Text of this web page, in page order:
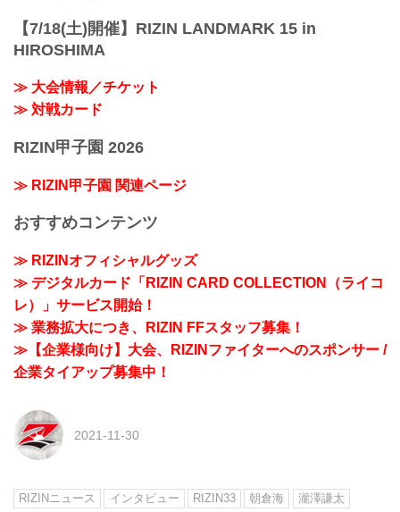
【7/18(土)開催】RIZIN LANDMARK 15 in
HIROSHIMA
≫ 大会情報／チケット
≫ 対戦カード
RIZIN甲子園 2026
≫ RIZIN甲子園 関連ページ
おすすめコンテンツ
≫ RIZINオフィシャルグッズ
≫ デジタルカード「RIZIN CARD COLLECTION（ライコ
レ）」サービス開始！
≫ 業務拡大につき、RIZIN FFスタッフ募集！
≫【企業様向け】大会、RIZINファイターへのスポンサー /
企業タイアップ募集中！
2021-11-30
RIZINニュース インタビュー RIZIN33 朝倉海 瀧澤謙太